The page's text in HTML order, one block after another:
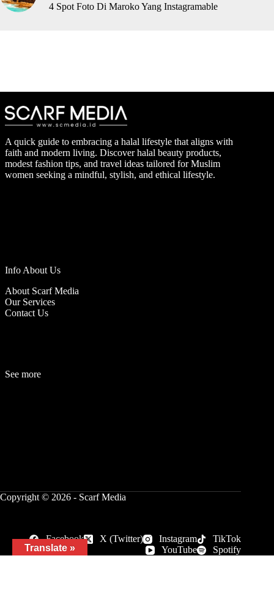
4 Spot Foto Di Maroko Yang Instagramable
A quick guide to embracing a halal lifestyle that aligns with
faith and modern living. Discover halal beauty products,
modest fashion tips, and travel ideas tailored for Muslim
women seeking a mindful, stylish, and ethical lifestyle.
Info About Us
About Scarf Media
Our Services
Contact Us
See more
Copyright © 2026 - Scarf Media
Facebook X (Twitter) Instagram
TikTok
YouTube
Spotify
Translate »